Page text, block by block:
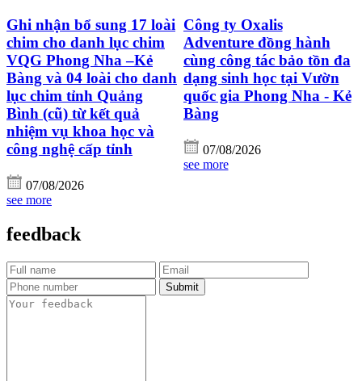
Ghi nhận bổ sung 17 loài
chim cho danh lục chim
VQG Phong Nha –Kẻ
Bàng và 04 loài cho danh
lục chim tỉnh Quảng
Bình (cũ) từ kết quả
nhiệm vụ khoa học và
công nghệ cấp tỉnh
07/08/2026
see more
Công ty Oxalis
Adventure đồng hành
cùng công tác bảo tồn đa
dạng sinh học tại Vườn
quốc gia Phong Nha - Kẻ
Bàng
07/08/2026
see more
feedback
Submit